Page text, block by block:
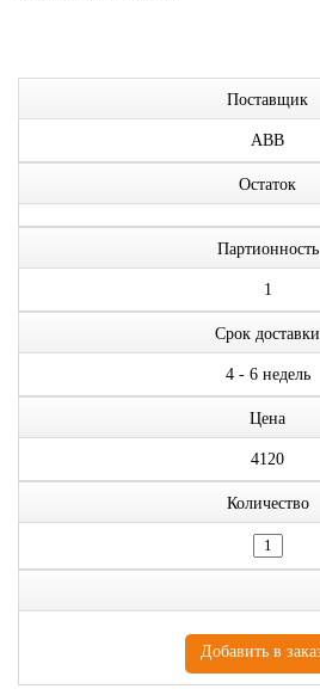
Поставщик
ABB
Остаток
Партионность
1
Срок доставки
4 - 6 недель
Цена
4120
Количество